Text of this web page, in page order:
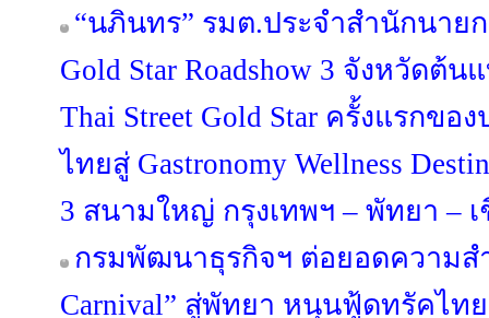
“นภินทร” รมต.ประจำสำนักนาย
Gold Star Roadshow 3 จังหวัดต้
Thai Street Gold Star ครั้งแรกข
ไทยสู่ Gastronomy Wellness
3 สนามใหญ่ กรุงเทพฯ – พัทยา –
กรมพัฒนาธุรกิจฯ ต่อยอดความสำ
Carnival” สู่พัทยา หนุนฟู้ดทรัคไท